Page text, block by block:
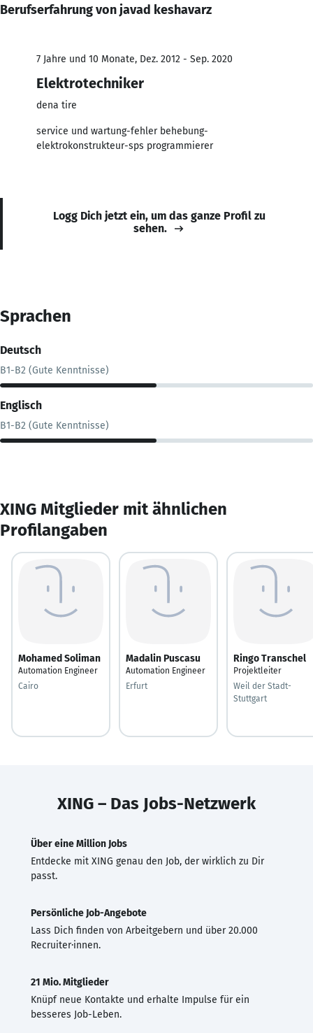
Berufserfahrung von javad keshavarz
7 Jahre und 10 Monate, Dez. 2012 - Sep. 2020
Elektrotechniker
dena tire
service und wartung-fehler behebung-
elektrokonstrukteur-sps programmierer
Logg Dich jetzt ein, um das ganze Profil zu
sehen.
Sprachen
Deutsch
B1-B2 (Gute Kenntnisse)
Englisch
B1-B2 (Gute Kenntnisse)
XING Mitglieder mit ähnlichen
Profilangaben
Mohamed Soliman
Automation Engineer
Cairo
Madalin Puscasu
Automation Engineer
Erfurt
Ringo Transchel
Projektleiter
Weil der Stadt-
Stuttgart
XING – Das Jobs-Netzwerk
Über eine Million Jobs
Entdecke mit XING genau den Job, der wirklich zu Dir
passt.
Persönliche Job-Angebote
Lass Dich finden von Arbeitgebern und über 20.000
Recruiter·innen.
21 Mio. Mitglieder
Knüpf neue Kontakte und erhalte Impulse für ein
besseres Job-Leben.